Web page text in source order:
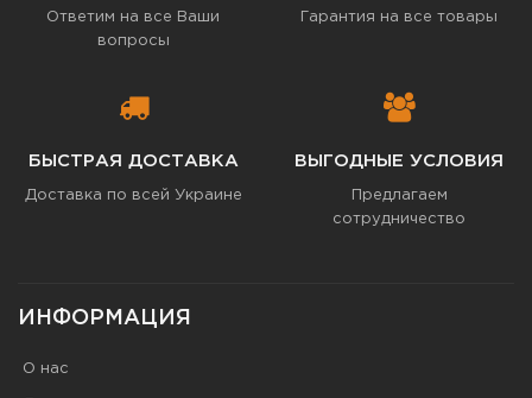
Ответим на все Ваши
вопросы
Гарантия на все товары
БЫСТРАЯ ДОСТАВКА
Доставка по всей Украине
ВЫГОДНЫЕ УСЛОВИЯ
Предлагаем
сотрудничество
ИНФОРМАЦИЯ
О нас